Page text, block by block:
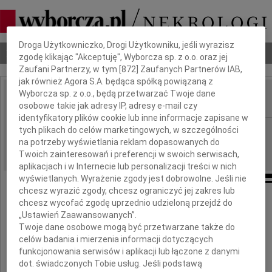
Nekrologi Odeszli Poradnik pogrzebowy
IMIĘ I NAZWISKO:
REGION: Lublin
DATA EMISJI: 19.10.2010
Panu
Andrzejowi Klimkowskiemu
Sędziemu Sądu Okręgowego w Lublinie
wyrazy głębokiego współczucia
Dbamy o Twoją prywatność
Droga Użytkowniczko, Drogi Użytkowniku, jeśli wyrazisz
zgodę klikając "Akceptuję", Wyborcza sp. z o.o. oraz jej
Zaufani Partnerzy, w tym [872 ] Zaufanych Partnerów IAB,
jak również Agora S.A. będąca spółką powiązaną z
Wyborcza sp. z o.o., będą przetwarzać Twoje dane
osobowe takie jak adresy IP, adresy e-mail czy
identyfikatory plików cookie lub inne informacje zapisane w
tych plikach do celów marketingowych, w szczególności
na potrzeby wyświetlania reklam dopasowanych do
Twoich zainteresowań i preferencji w swoich serwisach,
aplikacjach i w Internecie lub personalizacji treści w nich
wyświetlanych. Wyrażenie zgody jest dobrowolne. Jeśli nie
chcesz wyrazić zgody, chcesz ograniczyć jej zakres lub
chcesz wycofać zgodę uprzednio udzieloną przejdź do
„Ustawień Zaawansowanych”.
Twoje dane osobowe mogą być przetwarzane także do
celów badania i mierzenia informacji dotyczących
funkcjonowania serwisów i aplikacji lub łączone z danymi
dot. świadczonych Tobie usług. Jeśli podstawą